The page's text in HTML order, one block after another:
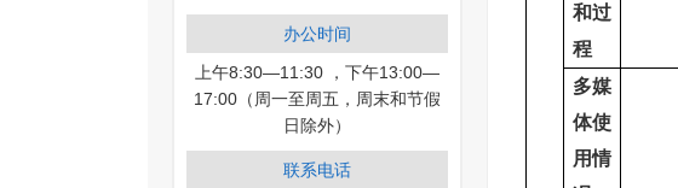
办公时间
上午8:30—11:30 ，下午13:00—
17:00（周一至周五，周末和节假
日除外）
联系电话
和过
程
多媒
体使
用情